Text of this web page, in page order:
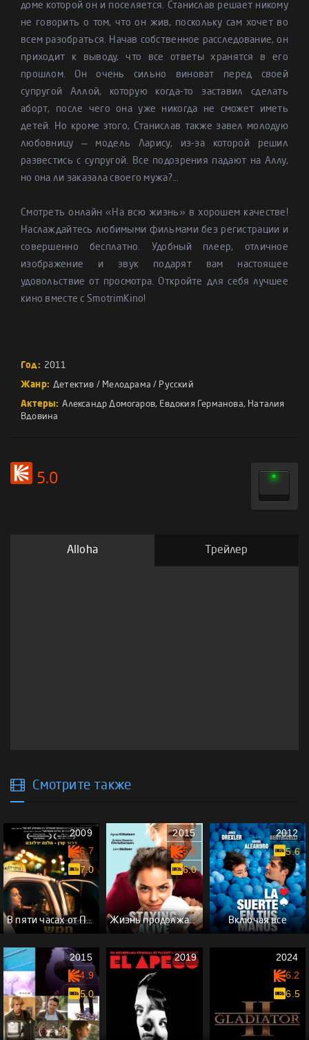
доме которой он и поселяется. Станислав решает никому
не говорить о том, что он жив, поскольку сам хочет во
всем разобраться. Начав собственное расследование, он
приходит к выводу, что все ответы хранятся в его
прошлом. Он очень сильно виноват перед своей
супругой Аллой, которую когда-то заставил сделать
аборт, после чего она уже никогда не сможет иметь
детей. Но кроме этого, Станислав также завел молодую
любовницу — модель Ларису, из-за которой решил
развестись с супругой. Все подозрения падают на Аллу,
но она ли заказала своего мужа?...
Смотреть онлайн «На всю жизнь» в хорошем качестве!
Наслаждайтесь любимыми фильмами без регистрации и
совершенно бесплатно. Удобный плеер, отличное
изображение и звук подарят вам настоящее
удовольствие от просмотра. Откройте для себя лучшее
кино вместе с SmotrimKino!
Год: 2011
Жанр: Детектив / Мелодрама / Русский
Актеры: Александр Домогаров, Евдокия Германова, Наталия
Вдовина
5.0
Alloha Трейлер
Смотрите также
В пяти часах от Парижа
2009
6.7
7.0
Жизнь продолжается
2015
5.6
6.0
Включая все
2012
5.6
2015
4.9
5.0
2019
2024
6.2
6.5